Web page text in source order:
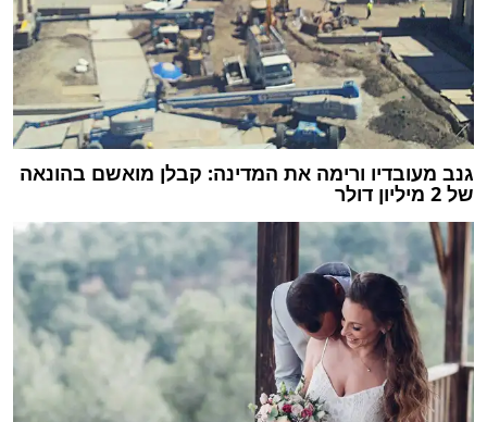
גנב מעובדיו ורימה את המדינה: קבלן מואשם בהונאה
של 2 מיליון דולר